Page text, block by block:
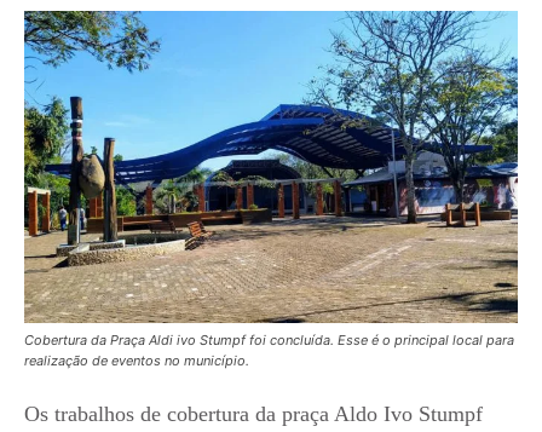
Cobertura da Praça Aldi ivo Stumpf foi concluída. Esse é o principal local para
realização de eventos no município.
Os trabalhos de cobertura da praça Aldo Ivo Stumpf